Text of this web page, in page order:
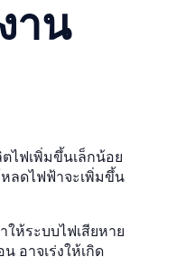
าน
ไฟเพิ่มขึ้นเล็กน้อย
ลดไฟฟ้าจะเพิ่มขึ้น
ห้ระบบไฟเสียหาย
อาจเร่งให้เกิด